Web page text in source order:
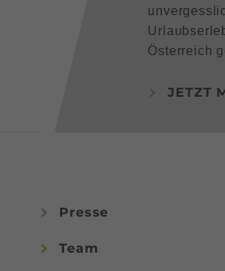
Österreich
JETZT
Presse
Team